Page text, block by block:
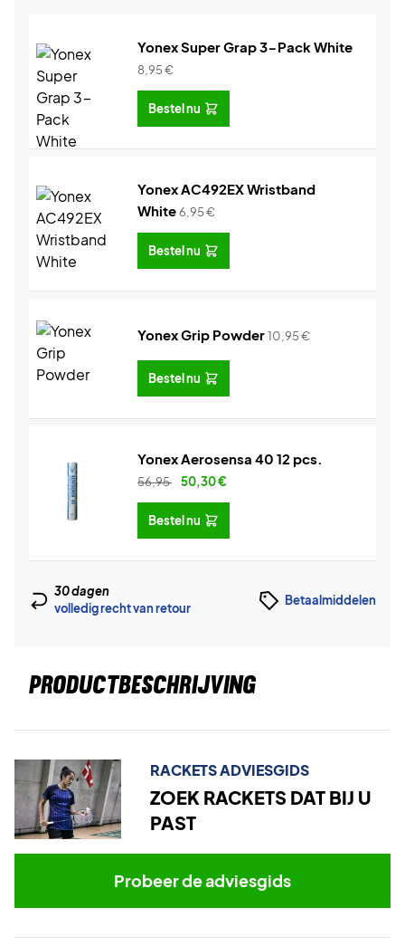
Yonex Super Grap 3-Pack White
8,95€
Bestel nu
Yonex AC492EX Wristband
White6,95€
Bestel nu
Yonex Grip Powder10,95€
Bestel nu
Yonex Aerosensa 40 12 pcs.
56,95 50,30€
Bestel nu
30 dagen
volledig recht van retour
Betaalmiddelen
PRODUCTBESCHRIJVING
RACKETS ADVIESGIDS
ZOEK RACKETS DAT BIJ U
PAST
Probeer de adviesgids